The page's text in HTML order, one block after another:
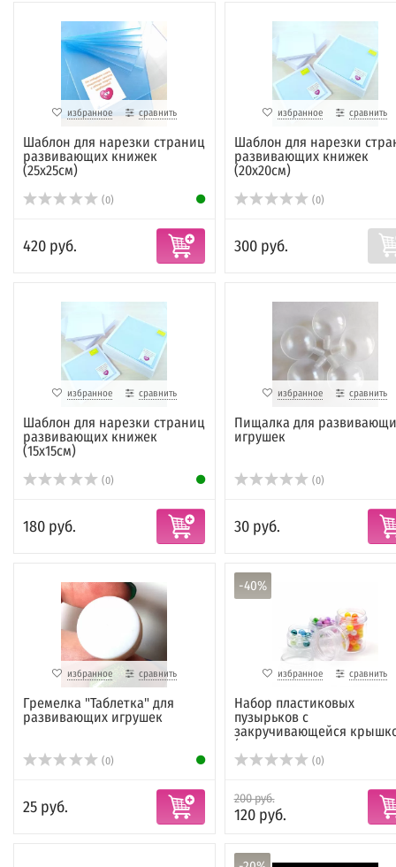
избранное сравнить
Шаблон для нарезки страниц
развивающих книжек
(25х25см)
(0)
420 руб.
избранное сравнить
Шаблон для нарезки
развивающих книжек
(20х20см)
(0)
300 руб.
избранное сравнить
Шаблон для нарезки страниц
развивающих книжек
(15х15см)
(0)
180 руб.
избранное сравнить
Пищалка для
игрушек
(0)
30 руб.
избранное сравнить
Гремелка "Таблетка" для
развивающих игрушек
(0)
25 руб.
-40%
избранное сравнить
Набор пластиковых
пузырьков с
закручивающейся
(кр...
(0)
200 руб.
120 руб.